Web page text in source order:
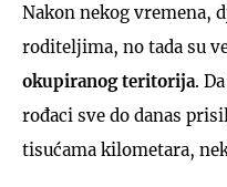
Nakon nekog vremena,
roditeljima, no tada su
okupiranog teritorija.
rođaci sve do danas
tisućama kilometara,